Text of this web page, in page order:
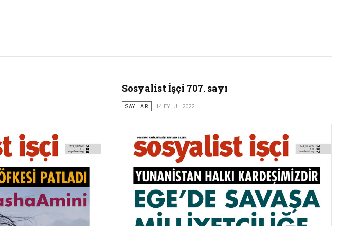
Sosyalist İşçi 707. sayı
SAYILAR 14 EYLÜL 2022